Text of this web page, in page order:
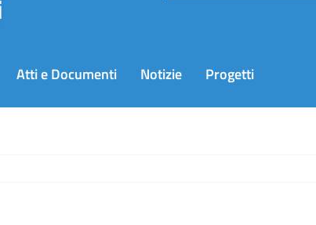
Atti e Documenti Notizie Progetti